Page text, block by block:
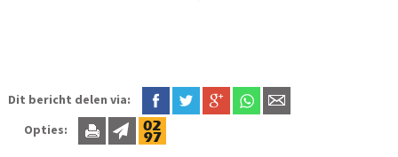
Dit bericht delen via:
Opties: